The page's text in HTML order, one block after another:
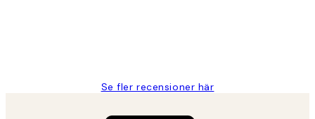
Se fler recensioner här